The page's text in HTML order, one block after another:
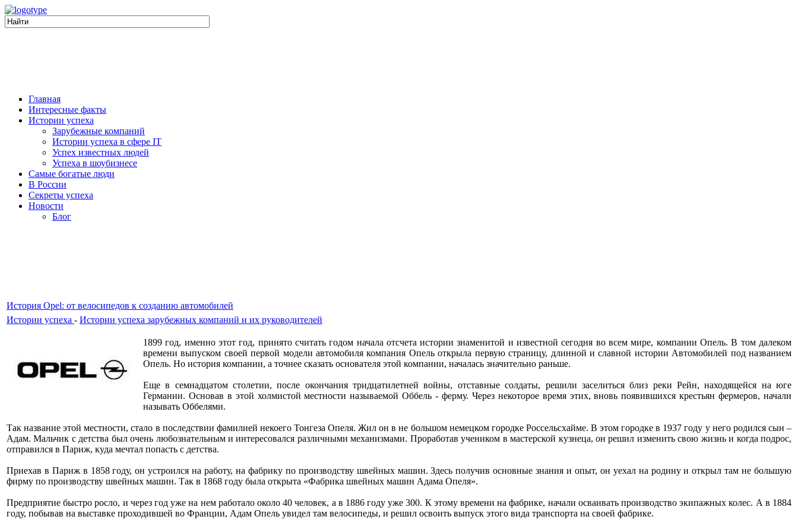
Главная
Интересные факты
Истории успеха
Зарубежные компаний
Истории успеха в сфере IT
Успех известных людей
Успеха в шоубизнесе
Самые богатые люди
В России
Секреты успеха
Новости
Блог
История Opel: от велосипедов к созданию автомобилей
Истории успеха - Истории успеха зарубежных компаний и их руководителей
1899 год, именно этот год, принято считать годом начала отсчета истории знаменитой и известной сегодня во всем мире, компании Опель. В том далеком
времени выпуском своей первой модели автомобиля компания Опель открыла первую страницу, длинной и славной истории Автомобилей под названием
Опель. Но история компании, а точнее сказать основателя этой компании, началась значительно раньше.
Еще в семнадцатом столетии, после окончания тридцатилетней войны, отставные солдаты, решили заселиться близ реки Рейн, находящейся на юге
Германии. Основав в этой холмистой местности называемой Оббель - ферму. Через некоторое время этих, вновь появившихся крестьян фермеров, начали
называть Оббелями.
Так название этой местности, стало в последствии фамилией некоего Тонгеза Опеля. Жил он в не большом немецком городке Россельсхайме. В этом городке в 1937 году у него родился сын –
Адам. Мальчик с детства был очень любознательным и интересовался различными механизмами. Проработав учеником в мастерской кузнеца, он решил изменить свою жизнь и когда подрос,
отправился в Париж, куда мечтал попасть с детства.
Приехав в Париж в 1858 году, он устроился на работу, на фабрику по производству швейных машин. Здесь получив основные знания и опыт, он уехал на родину и открыл там не большую
фирму по производству швейных машин. Так в 1868 году была открыта «Фабрика швейных машин Адама Опеля».
Предприятие быстро росло, и через год уже на нем работало около 40 человек, а в 1886 году уже 300. К этому времени на фабрике, начали осваивать производство экипажных колес. А в 1884
году, побывав на выставке проходившей во Франции, Адам Опель увидел там велосипеды, и решил освоить выпуск этого вида транспорта на своей фабрике.